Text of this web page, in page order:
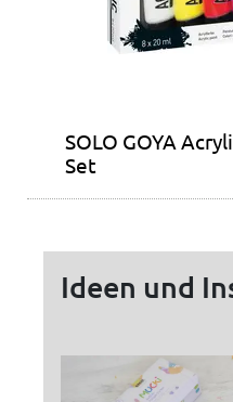
SOLO GOYA
Set
Ideen und